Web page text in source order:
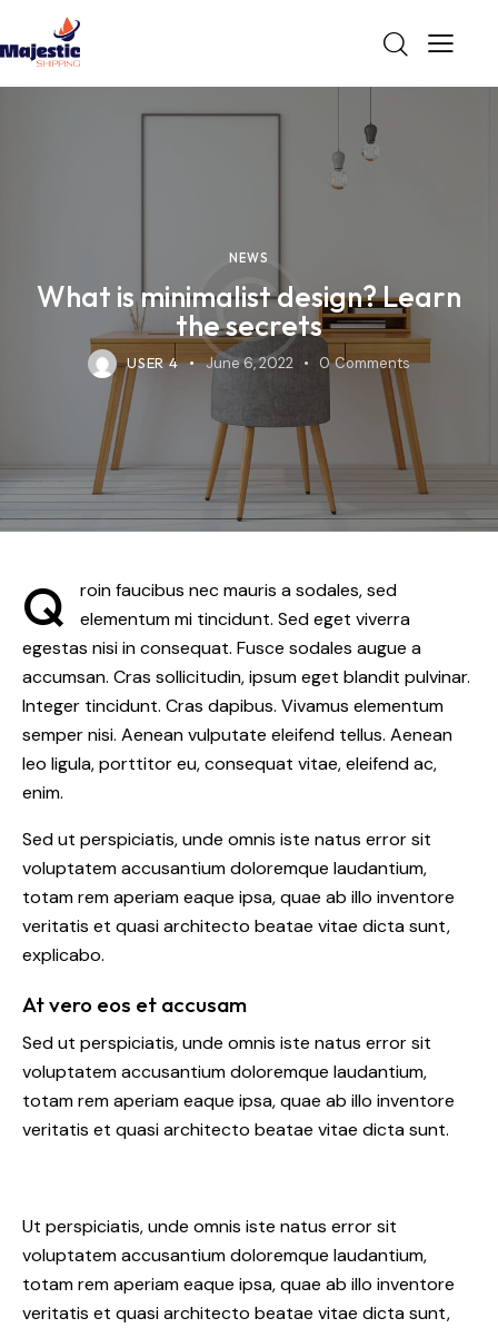
NEWS
What is minimalist design? Learn
the secrets
USER 4 June 6, 2022 0 Comments
Q
roin faucibus nec mauris a sodales, sed
elementum mi tincidunt. Sed eget viverra
egestas nisi in consequat. Fusce sodales augue a
accumsan. Cras sollicitudin, ipsum eget blandit pulvinar.
Integer tincidunt. Cras dapibus. Vivamus elementum
semper nisi. Aenean vulputate eleifend tellus. Aenean
leo ligula, porttitor eu, consequat vitae, eleifend ac,
enim.
Sed ut perspiciatis, unde omnis iste natus error sit
voluptatem accusantium doloremque laudantium,
totam rem aperiam eaque ipsa, quae ab illo inventore
veritatis et quasi architecto beatae vitae dicta sunt,
explicabo.
At vero eos et accusam
Sed ut perspiciatis, unde omnis iste natus error sit
voluptatem accusantium doloremque laudantium,
totam rem aperiam eaque ipsa, quae ab illo inventore
veritatis et quasi architecto beatae vitae dicta sunt.
Ut perspiciatis, unde omnis iste natus error sit
voluptatem accusantium doloremque laudantium,
totam rem aperiam eaque ipsa, quae ab illo inventore
veritatis et quasi architecto beatae vitae dicta sunt,